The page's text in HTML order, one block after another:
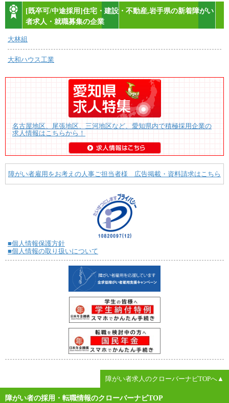
[既卒可/中途採用]住宅・建設・不動産,岩手県の新着障がい
者求人・就職募集の企業
大林組
大和ハウス工業
名古屋地区、尾張地区、三河地区など、愛知県内で積極採用企業の
求人情報はこちらから！
障がい者雇用をお考えの人事ご担当者様 広告掲載・資料請求はこちら
■個人情報保護方針
■個人情報の取り扱いについて
障がい者求人のクローバーナビTOPへ▲
障がい者の採用・転職情報のクローバーナビTOP